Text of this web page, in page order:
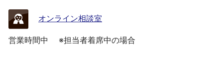
オンライン相談室
営業時間中 ※担当者着席中の場合